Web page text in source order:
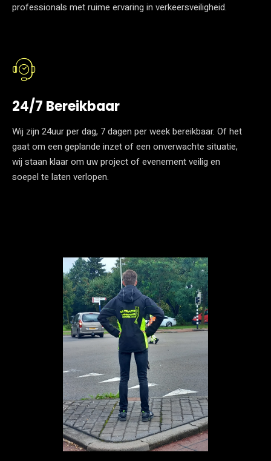
professionals met ruime ervaring in verkeersveiligheid.
24/7 Bereikbaar
Wij zijn 24uur per dag, 7 dagen per week bereikbaar. Of het
gaat om een geplande inzet of een onverwachte situatie,
wij staan klaar om uw project of evenement veilig en
soepel te laten verlopen.